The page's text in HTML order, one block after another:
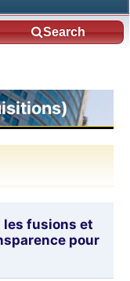
Search
fusions et
pour